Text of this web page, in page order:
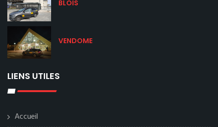
BLOIS
VENDOME
LIENS UTILES
Accueil